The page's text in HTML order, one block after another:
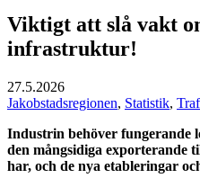
Viktigt att slå vakt
infrastruktur!
27.5.2026
Jakobstadsregionen, Statistik,
Industrin behöver fungerande
den mångsidiga exporterande
har, och de nya etableringar